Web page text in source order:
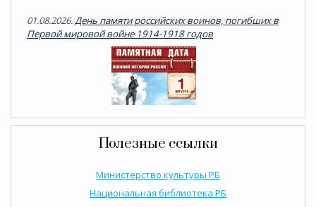
01.08.2026.День памяти российских воинов, погибших в
Первой мировой войне 1914-1918 годов
Полезные ссылки
Министерство культуры РБ
Национальная библиотека РБ